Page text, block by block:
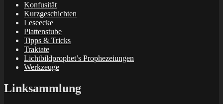
Konfusität
Kurzgeschichten
Leseecke
Plattenstube
Tipps & Tricks
Traktate
Lichtbildprophet’s Prophezeiungen
Werkzeuge
Linksammlung